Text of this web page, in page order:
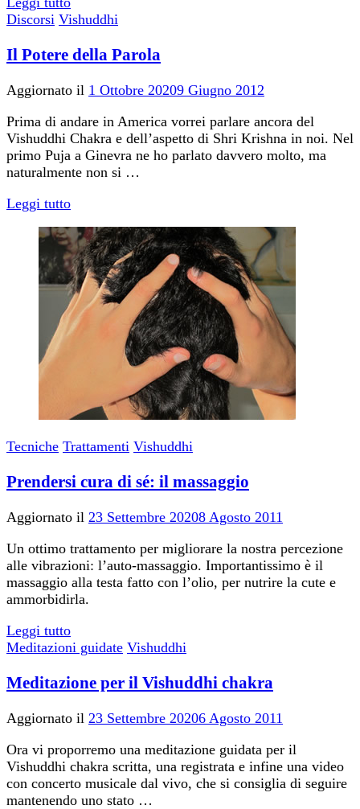
Discorsi Vishuddhi
Il Potere della Parola
Aggiornato il 1 Ottobre 20209 Giugno 2012
Prima di andare in America vorrei parlare ancora del
Vishuddhi Chakra e dell’aspetto di Shri Krishna in noi. Nel
primo Puja a Ginevra ne ho parlato davvero molto, ma
naturalmente non si …
Leggi tutto
Tecniche Trattamenti Vishuddhi
Prendersi cura di sé: il massaggio
Aggiornato il 23 Settembre 20208 Agosto 2011
Un ottimo trattamento per migliorare la nostra percezione
alle vibrazioni: l’auto-massaggio. Importantissimo è il
massaggio alla testa fatto con l’olio, per nutrire la cute e
ammorbidirla.
Leggi tutto
Meditazioni guidate Vishuddhi
Meditazione per il Vishuddhi chakra
Aggiornato il 23 Settembre 20206 Agosto 2011
Ora vi proporremo una meditazione guidata per il
Vishuddhi chakra scritta, una registrata e infine una video
con concerto musicale dal vivo, che si consiglia di seguire
mantenendo uno stato …